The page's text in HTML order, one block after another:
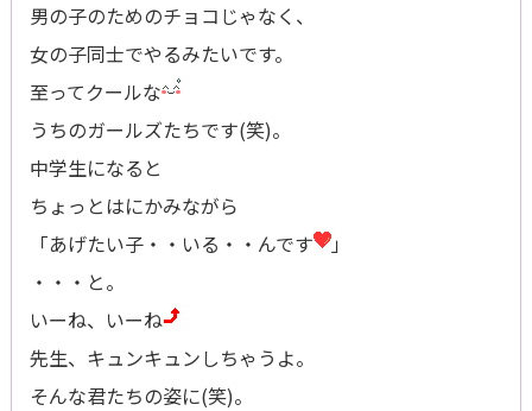
男の子のためのチョコじゃなく、
女の子同士でやるみたいです。
至ってクールな
うちのガールズたちです(笑)。
中学生になると
ちょっとはにかみながら
「あげたい子・・いる・・んです
」
・・・と。
いーね、いーね
先生、キュンキュンしちゃうよ。
そんな君たちの姿に(笑)。